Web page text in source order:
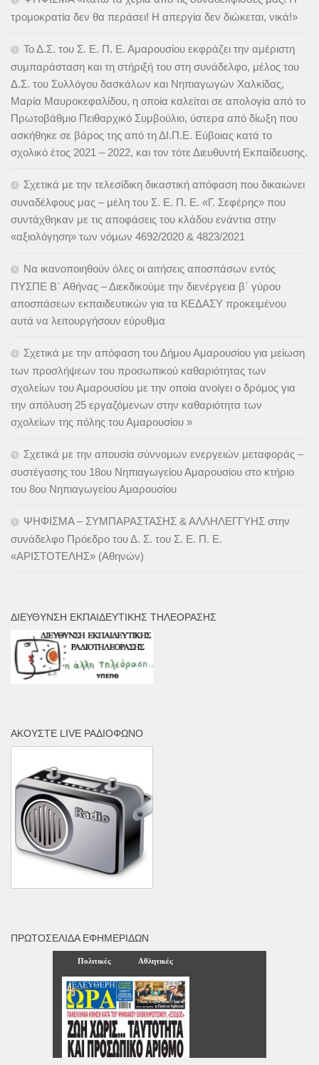
τρομοκρατία δεν θα περάσει! Η απεργία δεν διώκεται, νικά!»
Το Δ.Σ. του Σ. Ε. Π. Ε. Αμαρουσίου εκφράζει την αμέριστη
συμπαράσταση και τη στήριξή του στη συνάδελφο, μέλος του
Δ.Σ. του Συλλόγου δασκάλων και Νηπιαγωγών Χαλκίδας,
Μαρία Μαυροκεφαλίδου, η οποία καλείται σε απολογία από το
Πρωτοβάθμιο Πειθαρχικό Συμβούλιο, ύστερα από δίωξη που
ασκήθηκε σε βάρος της από τη ΔΙ.Π.Ε. Εύβοιας κατά το
σχολικό έτος 2021 – 2022, και τον τότε Διευθυντή Εκπαίδευσης.
Σχετικά με την τελεσίδικη δικαστική απόφαση που δικαιώνει
συναδέλφους μας – μέλη του Σ. Ε. Π. Ε. «Γ. Σεφέρης» που
συντάχθηκαν με τις αποφάσεις του κλάδου ενάντια στην
«αξιολόγηση» των νόμων 4692/2020 & 4823/2021
Να ικανοποιηθούν όλες οι αιτήσεις αποσπάσων εντός
ΠΥΣΠΕ Β΄ Αθήνας – Διεκδικούμε την διενέργεια β΄ γύρου
αποσπάσεων εκπαιδευτικών για τα ΚΕΔΑΣΥ προκειμένου
αυτά να λειτουργήσουν εύρυθμα
Σχετικά με την απόφαση του Δήμου Αμαρουσίου για μείωση
των προσλήψεων του προσωπικού καθαριότητας των
σχολείων του Αμαρουσίου με την οποία ανοίγει ο δρόμος για
την απόλυση 25 εργαζόμενων στην καθαριότητα των
σχολείων της πόλης του Αμαρουσίου »
Σχετικά με την απουσία σύννομων ενεργειών μεταφοράς –
συστέγασης του 18ου Νηπιαγωγείου Αμαρουσίου στο κτήριο
του 8ου Νηπιαγωγείου Αμαρουσίου
ΨΗΦΙΣΜΑ – ΣΥΜΠΑΡΑΣΤΑΣΗΣ & ΑΛΛΗΛΕΓΓΥΗΣ στην
συνάδελφο Πρόεδρο του Δ. Σ. του Σ. Ε. Π. Ε.
«ΑΡΙΣΤΟΤΕΛΗΣ» (Αθηνών)
ΔΙΕΎΘΥΝΣΗ ΕΚΠΑΙΔΕΥΤΙΚΉΣ ΤΗΛΕΌΡΑΣΗΣ
ΑΚΟΎΣΤΕ LIVE ΡΑΔΙΌΦΩΝΟ
ΠΡΩΤΟΣΈΛΙΔΑ ΕΦΗΜΕΡΊΔΩΝ